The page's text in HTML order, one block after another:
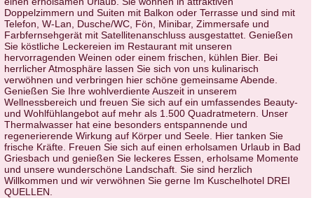
Doppelzimmern und Suiten mit Balkon oder Terrasse und sind mit
Telefon, W-Lan, Dusche/WC, Fön, Minibar, Zimmersafe und
Farbfernsehgerät mit Satellitenanschluss ausgestattet. Genießen
Sie köstliche Leckereien im Restaurant mit unseren
hervorragenden Weinen oder einem frischen, kühlen Bier. Bei
herrlicher Atmosphäre lassen Sie sich von uns kulinarisch
verwöhnen und verbringen hier schöne gemeinsame Abende.
Genießen Sie Ihre wohlverdiente Auszeit in unserem
Wellnessbereich und freuen Sie sich auf ein umfassendes Beauty-
und Wohlfühlangebot auf mehr als 1.500 Quadratmetern. Unser
Thermalwasser hat eine besonders entspannende und
regenerierende Wirkung auf Körper und Seele. Hier tanken Sie
frische Kräfte. Freuen Sie sich auf einen erholsamen Urlaub in Bad
Griesbach und genießen Sie leckeres Essen, erholsame Momente
und unsere wunderschöne Landschaft. Sie sind herzlich
Willkommen und wir verwöhnen Sie gerne Im Kuschelhotel DREI
QUELLEN.